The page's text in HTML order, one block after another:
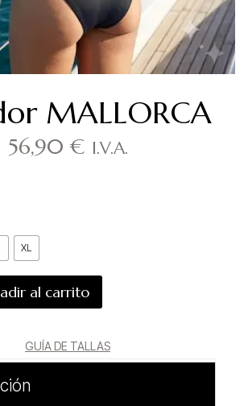
MALLORCA
56,90 € I.V.A.
XL
al carrito
GUÍA DE TALLAS